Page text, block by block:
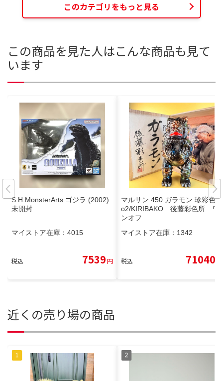
このカテゴリをもっと見る
この商品を見た人はこんな商品も見て
います
S.H.MonsterArts ゴジラ (2002)
未開封
マイストア在庫： 4015
税込 7539円
マルサン 450 ガラモン 珍彩色N
o2/KIRIBAKO 後藤彩色所 ワ
ンオフ
マイストア在庫： 1342
税込 71040
近くの売り場の商品